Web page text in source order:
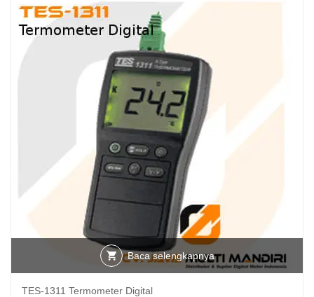
Baca selengkapnya
TES-1311 Termometer Digital